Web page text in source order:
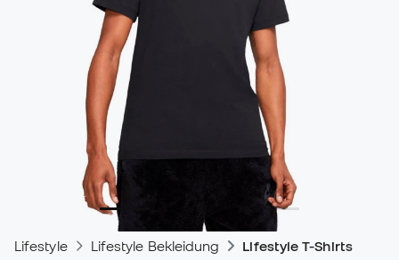
Lifestyle Lifestyle Bekleidung Lifestyle T-Shirts